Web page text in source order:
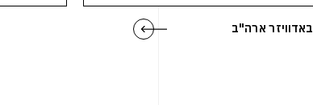
באדוויזר ארה"ב